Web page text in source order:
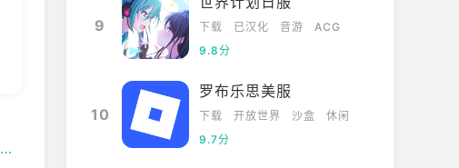
9 下载 已汉化 音游
ACG
9.8分
10
罗布乐思美服
下载 开放世界 沙盒
休闲
9.7分